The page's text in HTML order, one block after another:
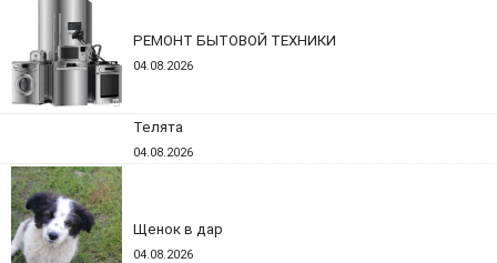
РЕМОНТ БЫТОВОЙ ТЕХНИКИ
04.08.2026
Телята
04.08.2026
Щенок в дар
04.08.2026